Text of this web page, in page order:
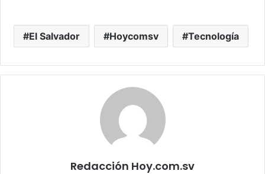
El Salvador Hoycomsv Tecnología
Redacción Hoy.com.sv